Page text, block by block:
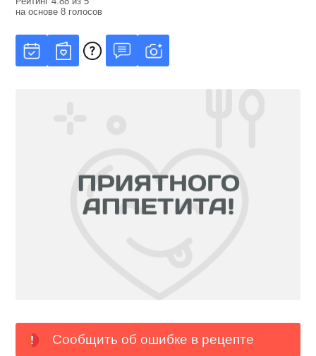
на основе8 голосов
Сообщить об ошибке в рецепте